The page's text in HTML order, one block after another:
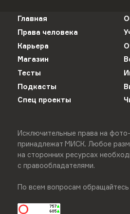
Главная
Права человека
Карьера
Магазин
Тесты
Подкасты
Спец проекты
Исключительные права на
принадлежат МИСК. Любое
на сторонних ресурсах
с правообладателями.
По всем вопросам обращайтесь